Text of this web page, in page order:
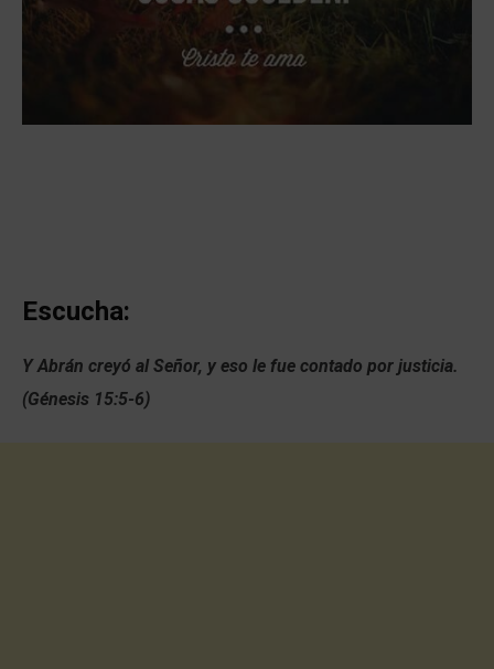
Escucha:
Y Abrán creyó al Señor, y eso le fue contado por justicia.
(Génesis 15:5-6)